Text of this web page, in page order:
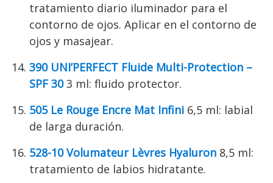
tratamiento diario iluminador para el
contorno de ojos. Aplicar en el contorno de
ojos y masajear.
390 UNI’PERFECT Fluide Multi-Protection –
SPF 303 ml: fluido protector.
505 Le Rouge Encre Mat Infini 6,5 ml: labial
de larga duración.
528-10 Volumateur Lèvres Hyaluron 8,5 ml:
tratamiento de labios hidratante.